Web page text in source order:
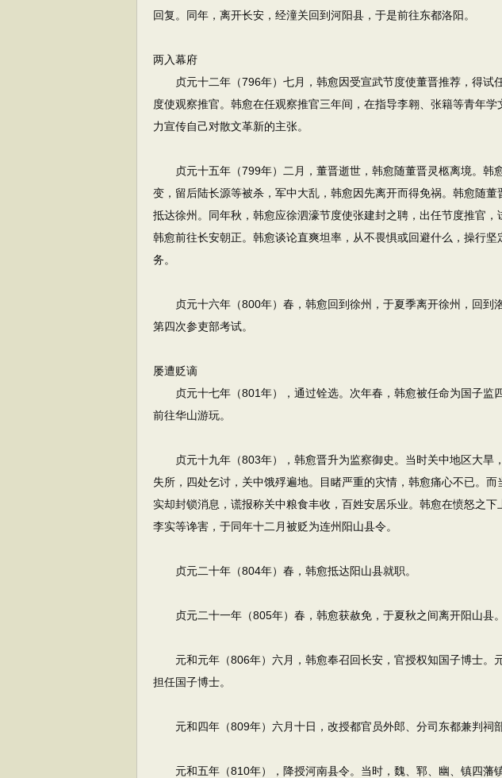
回复。同年，离开长安，经潼关回到河阳县，于是前往东都洛阳。
两入幕府
贞元十二年（796年）七月，韩愈因受宣武节度使董晋推荐，得试
度使观察推官。韩愈在任观察推官三年间，在指导李翱、张籍等青年
力宣传自己对散文革新的主张。
贞元十五年（799年）二月，董晋逝世，韩愈随董晋灵柩离境。韩
变，留后陆长源等被杀，军中大乱，韩愈因先离开而得免祸。韩愈随
抵达徐州。同年秋，韩愈应徐泗濠节度使张建封之聘，出任节度推官
韩愈前往长安朝正。韩愈谈论直爽坦率，从不畏惧或回避什么，操行
务。
贞元十六年（800年）春，韩愈回到徐州，于夏季离开徐州，回到
第四次参吏部考试。
屡遭贬谪
贞元十七年（801年），通过铨选。次年春，韩愈被任命为国子监
前往华山游玩。
贞元十九年（803年），韩愈晋升为监察御史。当时关中地区大旱
失所，四处乞讨，关中饿殍遍地。目睹严重的灾情，韩愈痛心不已。
实却封锁消息，谎报称关中粮食丰收，百姓安居乐业。韩愈在愤怒之
李实等谗害，于同年十二月被贬为连州阳山县令。
贞元二十年（804年）春，韩愈抵达阳山县就职。
贞元二十一年（805年）春，韩愈获赦免，于夏秋之间离开阳山县。
元和元年（806年）六月，韩愈奉召回长安，官授权知国子博士。
担任国子博士。
元和四年（809年）六月十日，改授都官员外郎、分司东都兼判祠部
元和五年（810年），降授河南县令。当时，魏、郓、幽、镇四藩